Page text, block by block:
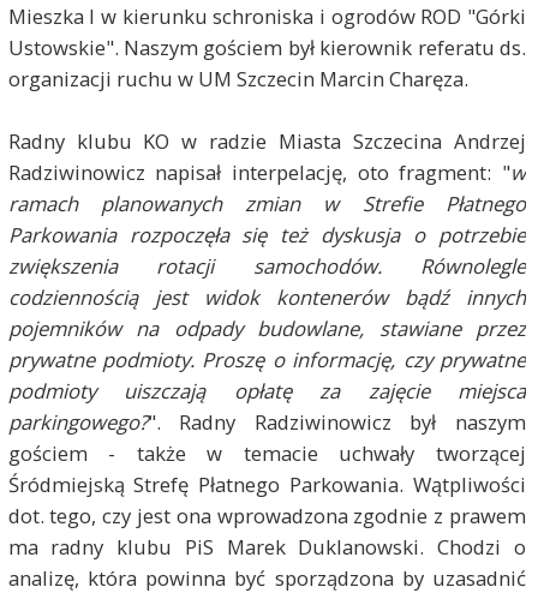
Mieszka I w kierunku schroniska i ogrodów ROD "Górki
Ustowskie". Naszym gościem był kierownik referatu ds.
organizacji ruchu w UM Szczecin Marcin Charęza.
Radny klubu KO w radzie Miasta Szczecina Andrzej
Radziwinowicz napisał interpelację, oto fragment: "w
ramach planowanych zmian w Strefie Płatnego
Parkowania rozpoczęła się też dyskusja o potrzebie
zwiększenia rotacji samochodów. Równolegle
codziennością jest widok kontenerów bądź innych
pojemników na odpady budowlane, stawiane przez
prywatne podmioty. Proszę o informację, czy prywatne
podmioty uiszczają opłatę za zajęcie miejsca
parkingowego?". Radny Radziwinowicz był naszym
gościem - także w temacie uchwały tworzącej
Śródmiejską Strefę Płatnego Parkowania. Wątpliwości
dot. tego, czy jest ona wprowadzona zgodnie z prawem
ma radny klubu PiS Marek Duklanowski. Chodzi o
analizę, która powinna być sporządzona by uzasadnić